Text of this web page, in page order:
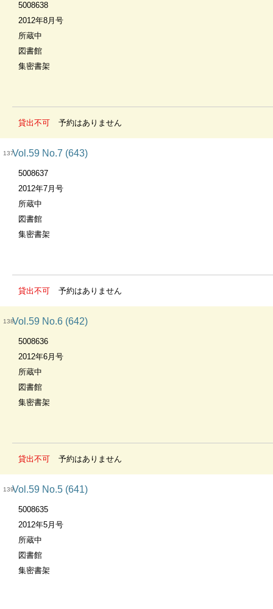
5008638
2012年8月号
所蔵中
図書館
集密書架
貸出不可 予約はありません
137Vol.59 No.7 (643)
5008637
2012年7月号
所蔵中
図書館
集密書架
貸出不可 予約はありません
138Vol.59 No.6 (642)
5008636
2012年6月号
所蔵中
図書館
集密書架
貸出不可 予約はありません
139Vol.59 No.5 (641)
5008635
2012年5月号
所蔵中
図書館
集密書架